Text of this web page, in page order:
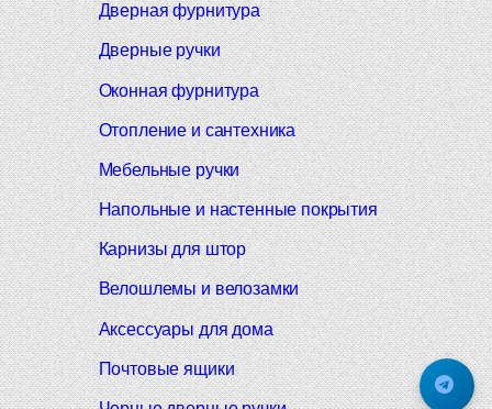
Дверная фурнитура
Дверные ручки
Оконная фурнитура
Отопление и сантехника
Мебельные ручки
Напольные и настенные покрытия
Карнизы для штор
Велошлемы и велозамки
Аксессуары для дома
Почтовые ящики